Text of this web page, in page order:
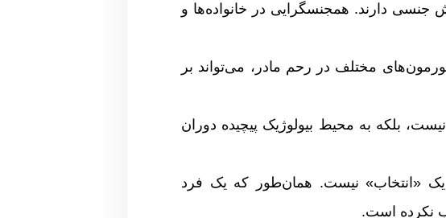
دارند. همجنسگرایی در خانواده‌ها و
مختلف در رحم مادر، می‌تواند بر
بلکه به محیط بیولوژیک پیچیده دوران
«انتخاب» نیست. همان‌طور که یک فرد
نکرده است.